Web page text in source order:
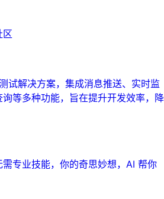
区
试解决方案，集成消息推送、实时监
等多种功能，旨在提升开发效率，降
专业技能，你的奇思妙想，AI 帮你